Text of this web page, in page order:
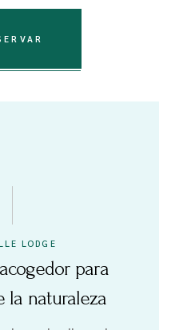
LODGE
para
la naturaleza